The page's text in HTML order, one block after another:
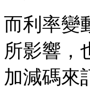
而利率變
所影響，
加減碼來